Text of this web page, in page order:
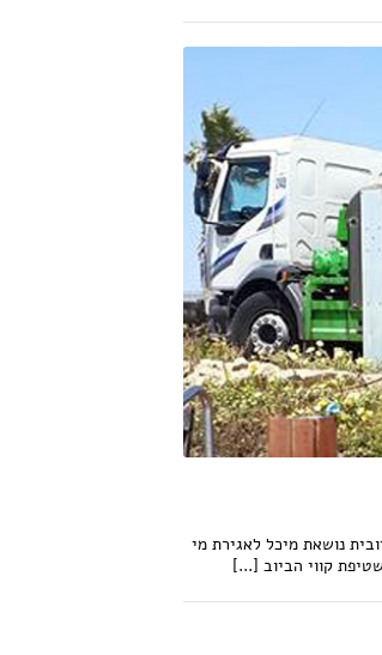
נושאת מיכל לאגירת מי
קווי הביוב [...]